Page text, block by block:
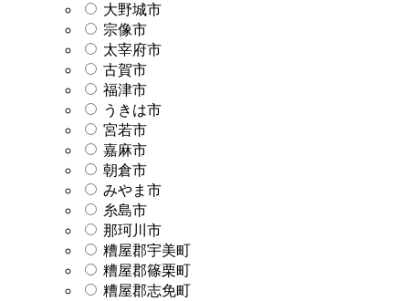
大野城市
宗像市
太宰府市
古賀市
福津市
うきは市
宮若市
嘉麻市
朝倉市
みやま市
糸島市
那珂川市
糟屋郡宇美町
糟屋郡篠栗町
糟屋郡志免町